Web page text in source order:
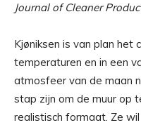
Journal of Cleaner
Kjøniksen is van plan
temperaturen en in een
atmosfeer van de maan
stap zijn om de muur op
realistisch formaat. Ze